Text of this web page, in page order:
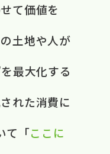
て​価値を​
土地や​人が​
最大化する​
れた​消費に​
て​ ​「ここに​